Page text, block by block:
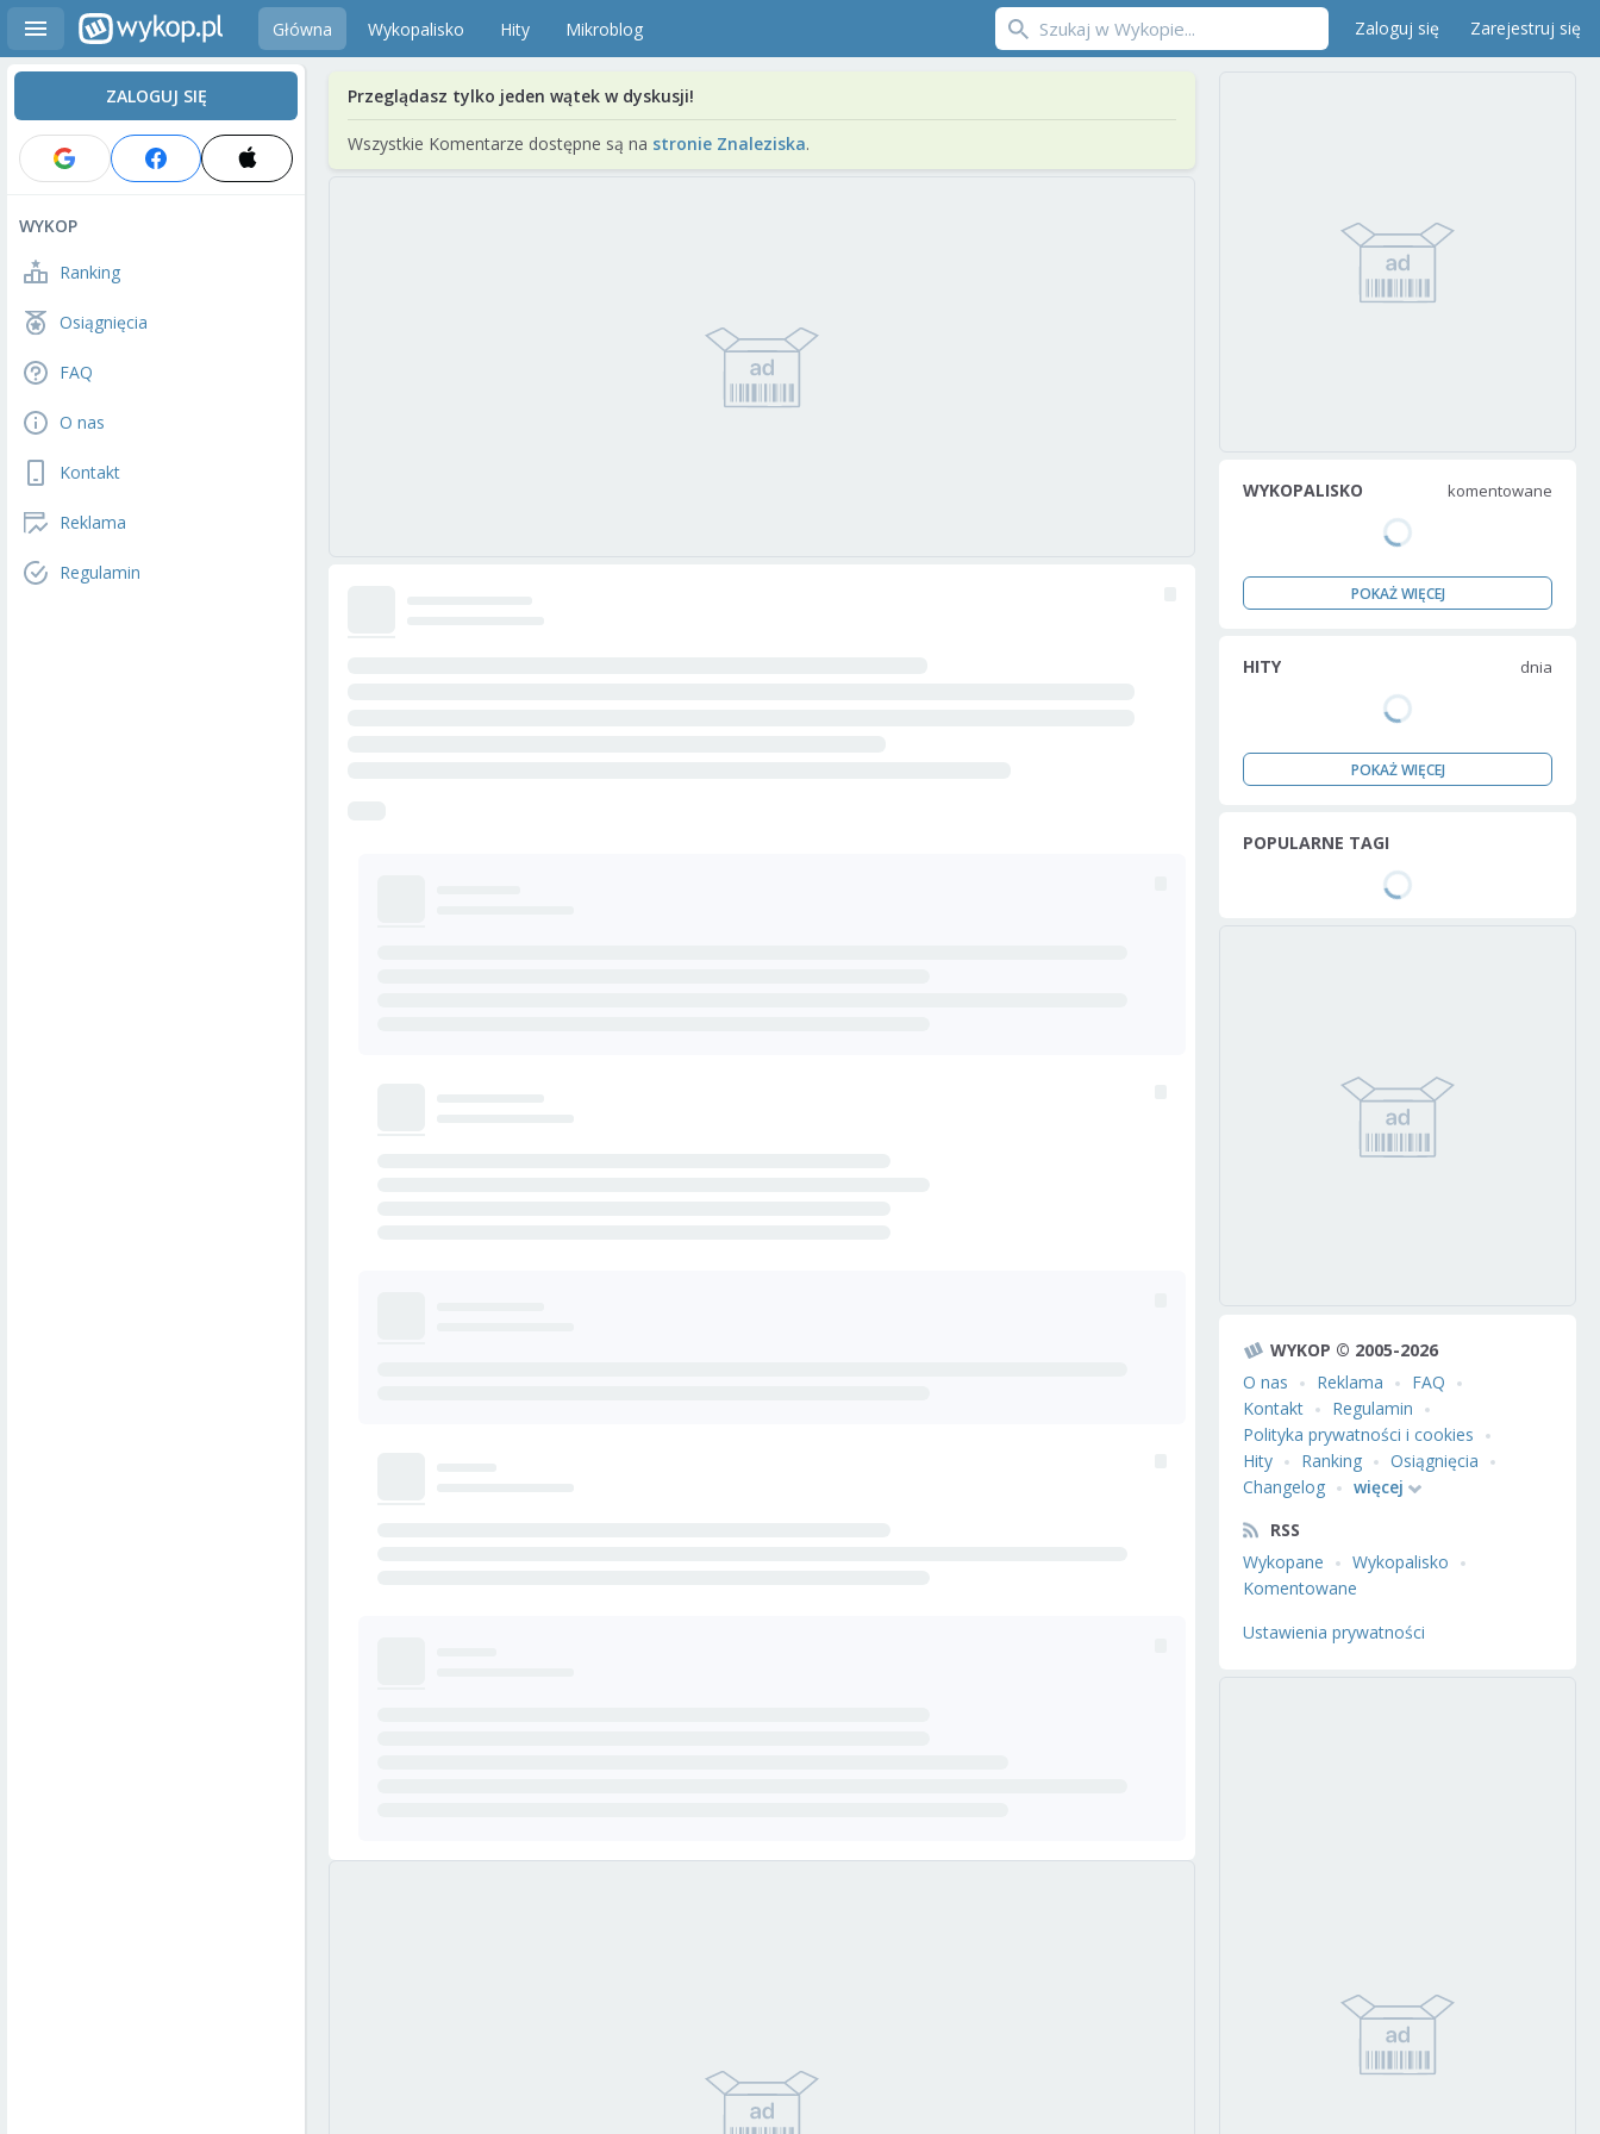
Główna Wykopalisko Hity Mikroblog Zaloguj się Zarejestruj się
ZALOGUJ SIĘ
WYKOP
Ranking
Osiągnięcia
FAQ
O nas
Kontakt
Reklama
Regulamin
Przeglądasz tylko jeden wątek w dyskusji!
Wszystkie Komentarze dostępne są na stronie Znaleziska.
WYKOPALISKO komentowane
POKAŻ WIĘCEJ
HITY dnia
POKAŻ WIĘCEJ
POPULARNE TAGI
WYKOP © 2005-2026
O nas
Reklama
FAQ
Kontakt
Regulamin
Polityka prywatności i cookies
Hity
Ranking
Osiągnięcia
Changelog
więcej
RSS
Wykopane
Wykopalisko
Komentowane
Ustawienia prywatności